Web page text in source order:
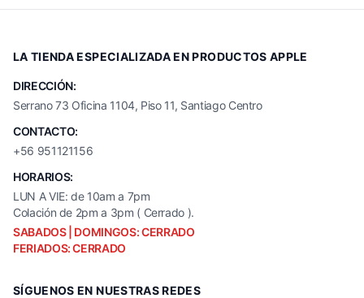
LA TIENDA ESPECIALIZADA EN PRODUCTOS APPLE
DIRECCIÓN:
Serrano 73 Oficina 1104, Piso 11, Santiago Centro
CONTACTO:
+56 951121156
HORARIOS:
LUN A VIE: de 10am a 7pm
Colación de 2pm a 3pm ( Cerrado ).
SABADOS | DOMINGOS: CERRADO
FERIADOS: CERRADO
SÍGUENOS EN NUESTRAS REDES